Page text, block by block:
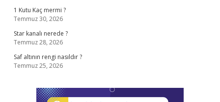
1 Kutu Kaç mermi ?
Temmuz 30, 2026
Star kanalı nerede ?
Temmuz 28, 2026
Saf altının rengi nasıldır ?
Temmuz 25, 2026